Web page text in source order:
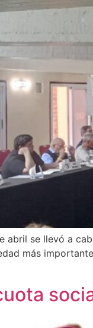
abril se llevó a
más